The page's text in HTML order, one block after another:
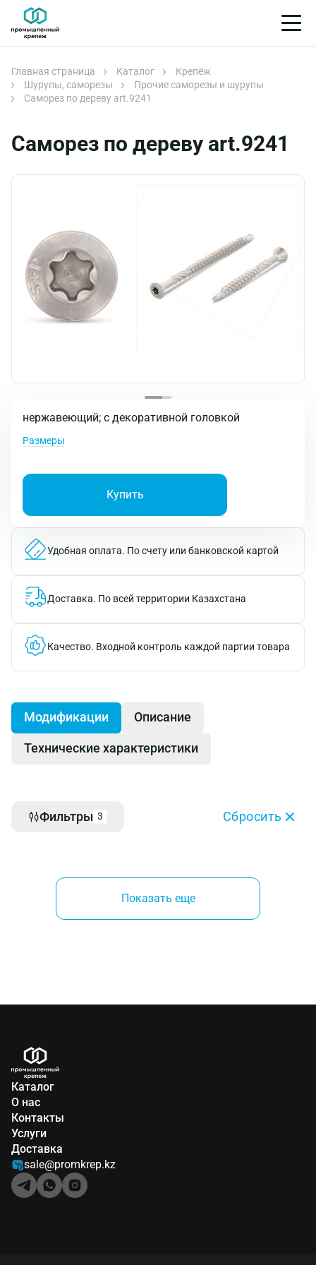
Главная страница Каталог
Крепёж
Шурупы, саморезы
Прочие саморезы и шурупы
Саморез по дереву art.9241
Саморез по дереву art.9241
нержавеющий; с декоративной головкой
Размеры
Купить
Удобная оплата. По счету или банковской картой
Доставка. По всей территории Казахстана
Качество. Входной контроль каждой партии товара
Модификации Описание
Технические характеристики
Фильтры 3 Сбросить
Показать еще
Каталог
О нас
Контакты
Услуги
Доставка
sale@promkrep.kz